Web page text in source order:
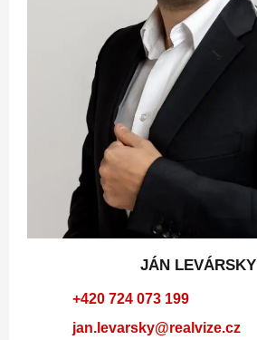
JÁN LEVÁRSKY
+420 724 073 199
jan.levarsky@realvize.cz